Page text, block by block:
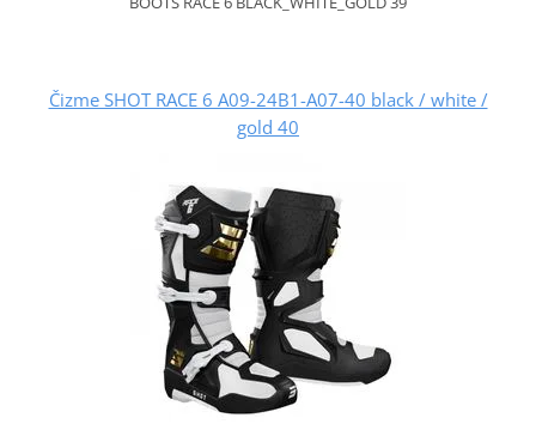
Čizme SHOT RACE 6 A09-24B1-A07-40 black / white /
gold 40